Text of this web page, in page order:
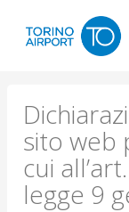
sito web
cui
legge 9